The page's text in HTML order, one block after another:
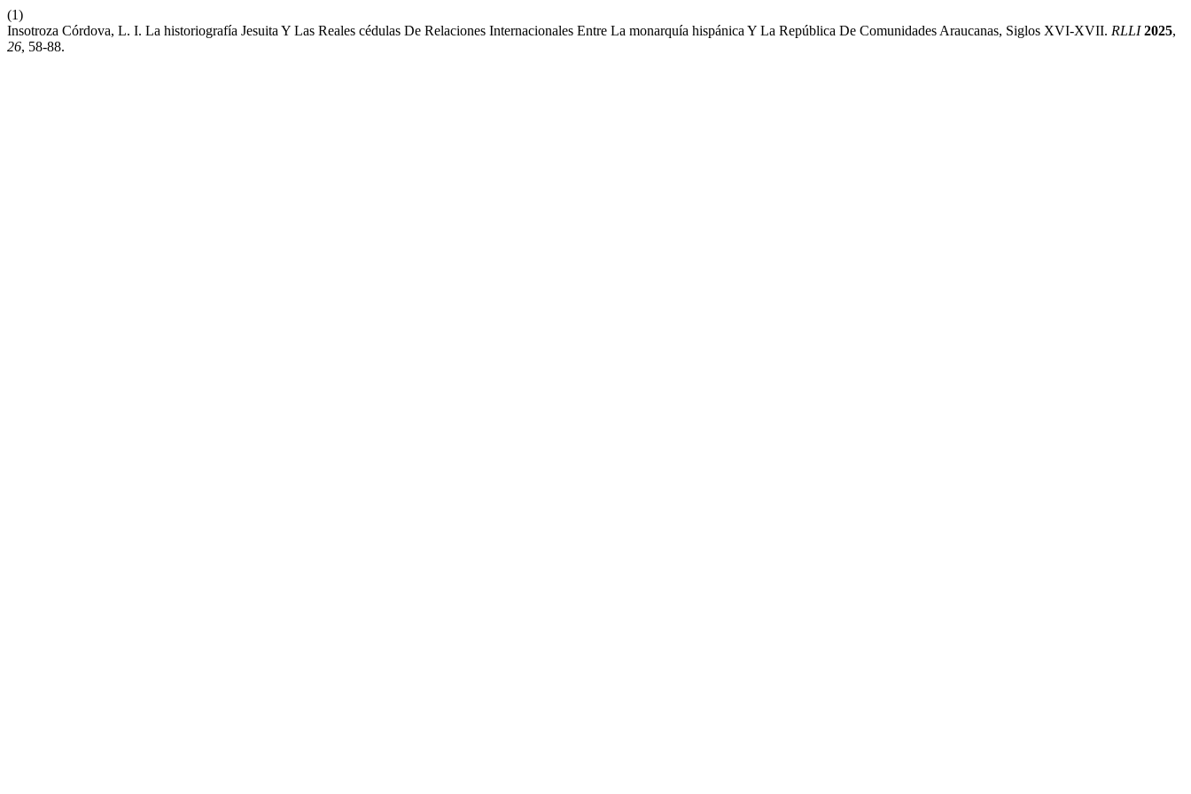
(1)
Insotroza Córdova, L. I. La historiografía Jesuita Y Las Reales cédulas De Relaciones Internacionales Entre La monarquía hispánica Y La República De Comunidades Araucanas, Siglos XVI-XVII. RLLI 2025,
26, 58-88.